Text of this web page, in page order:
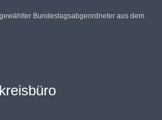
Bundestagsabgeordneter aus dem